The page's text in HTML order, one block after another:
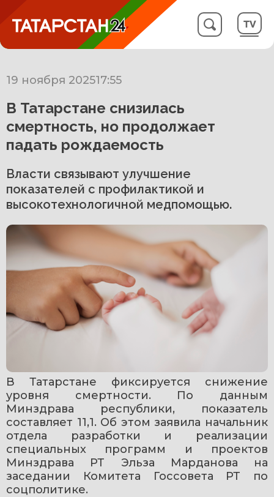
19 ноября 202517:55
В Татарстане снизилась
смертность, но продолжает
падать рождаемость
Власти связывают улучшение
показателей с профилактикой и
высокотехнологичной медпомощью.
В Татарстане фиксируется снижение
уровня смертности. По данным
Минздрава республики, показатель
составляет 11,1. Об этом заявила начальник
отдела разработки и реализации
специальных программ и проектов
Минздрава РТ Эльза Марданова на
заседании Комитета Госсовета РТ по
соцполитике.